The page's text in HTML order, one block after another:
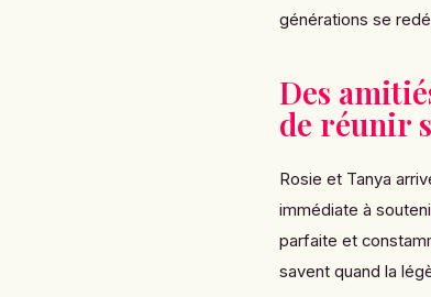
générations se
Des
de réunir
Rosie et Tanya
immédiate à
parfaite et
savent quand la